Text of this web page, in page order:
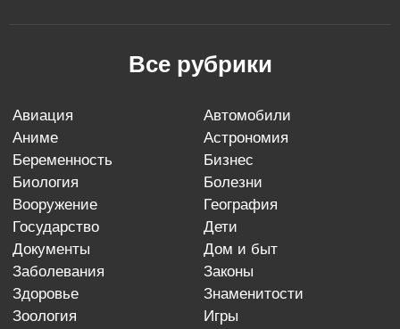
Все рубрики
авиация
автомобили
аниме
астрономия
беременность
бизнес
биология
болезни
вооружение
география
государство
дети
документы
дом и быт
заболевания
законы
здоровье
знаменитости
зоология
игры